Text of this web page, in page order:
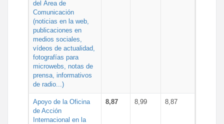
del Área de
Comunicación
(noticias en la web,
publicaciones en
medios sociales,
vídeos de actualidad,
fotografías para
microwebs, notas de
prensa, informativos
de radio...)
Apoyo de la Oficina
de Acción
Internacional en la
8,87 8,99 8,87